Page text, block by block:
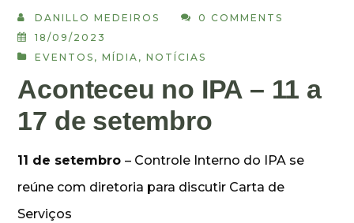
DANILLO MEDEIROS
0 COMMENTS
18/09/2023
EVENTOS ,MÍDIA ,NOTÍCIAS
Aconteceu no IPA – 11 a
17 de setembro
11 de setembro– Controle Interno do IPA se
reúne com diretoria para discutir Carta de
Serviços